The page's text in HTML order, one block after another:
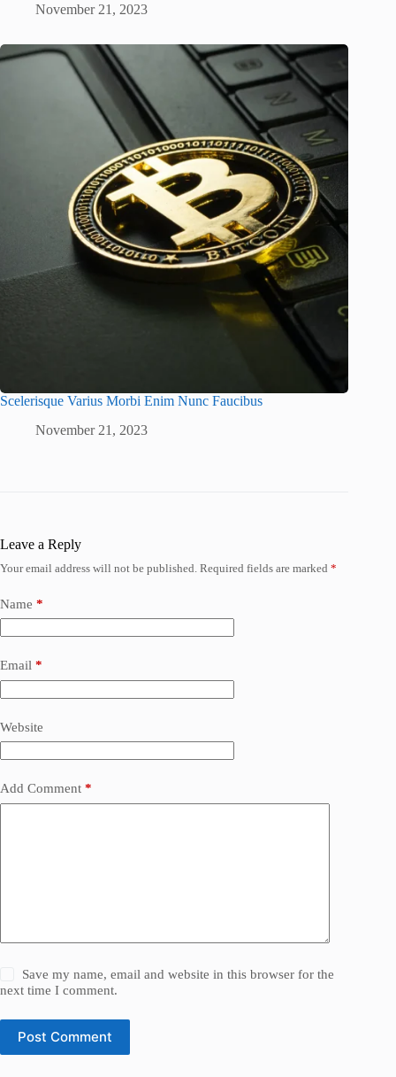
November 21, 2023
Scelerisque Varius Morbi Enim Nunc Faucibus
November 21, 2023
Leave a Reply
Your email address will not be published. Required fields are marked *
Name *
Email *
Website
Add Comment *
Save my name, email and website in this browser for the
next time I comment.
Post Comment